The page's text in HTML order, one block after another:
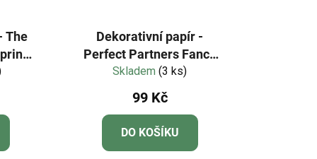
The
Dekorativní papír -
Perfect Partners Fancy
Flutters 8x8"
Skladem(3 ks)
99 Kč
DO KOŠÍKU